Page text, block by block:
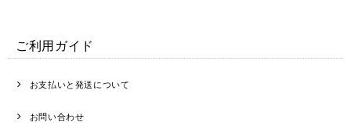
ご利用ガイド
お支払いと発送について
お問い合わせ